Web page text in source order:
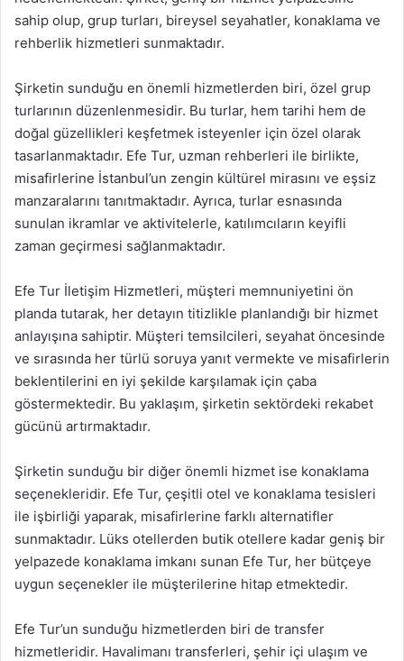
sahip olup, grup turları, bireysel seyahatler, konaklama ve
rehberlik hizmetleri sunmaktadır.
Şirketin sunduğu en önemli hizmetlerden biri, özel grup
turlarının düzenlenmesidir. Bu turlar, hem tarihi hem de
doğal güzellikleri keşfetmek isteyenler için özel olarak
tasarlanmaktadır. Efe Tur, uzman rehberleri ile birlikte,
misafirlerine İstanbul’un zengin kültürel mirasını ve eşsiz
manzaralarını tanıtmaktadır. Ayrıca, turlar esnasında
sunulan ikramlar ve aktivitelerle, katılımcıların keyifli
zaman geçirmesi sağlanmaktadır.
Efe Tur İletişim Hizmetleri, müşteri memnuniyetini ön
planda tutarak, her detayın titizlikle planlandığı bir hizmet
anlayışına sahiptir. Müşteri temsilcileri, seyahat öncesinde
ve sırasında her türlü soruya yanıt vermekte ve misafirlerin
beklentilerini en iyi şekilde karşılamak için çaba
göstermektedir. Bu yaklaşım, şirketin sektördeki rekabet
gücünü artırmaktadır.
Şirketin sunduğu bir diğer önemli hizmet ise konaklama
seçenekleridir. Efe Tur, çeşitli otel ve konaklama tesisleri
ile işbirliği yaparak, misafirlerine farklı alternatifler
sunmaktadır. Lüks otellerden butik otellere kadar geniş bir
yelpazede konaklama imkanı sunan Efe Tur, her bütçeye
uygun seçenekler ile müşterilerine hitap etmektedir.
Efe Tur’un sunduğu hizmetlerden biri de transfer
hizmetleridir. Havalimanı transferleri, şehir içi ulaşım ve